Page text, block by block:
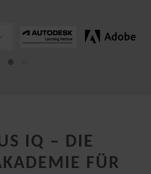
IQ – DIE
FÜR